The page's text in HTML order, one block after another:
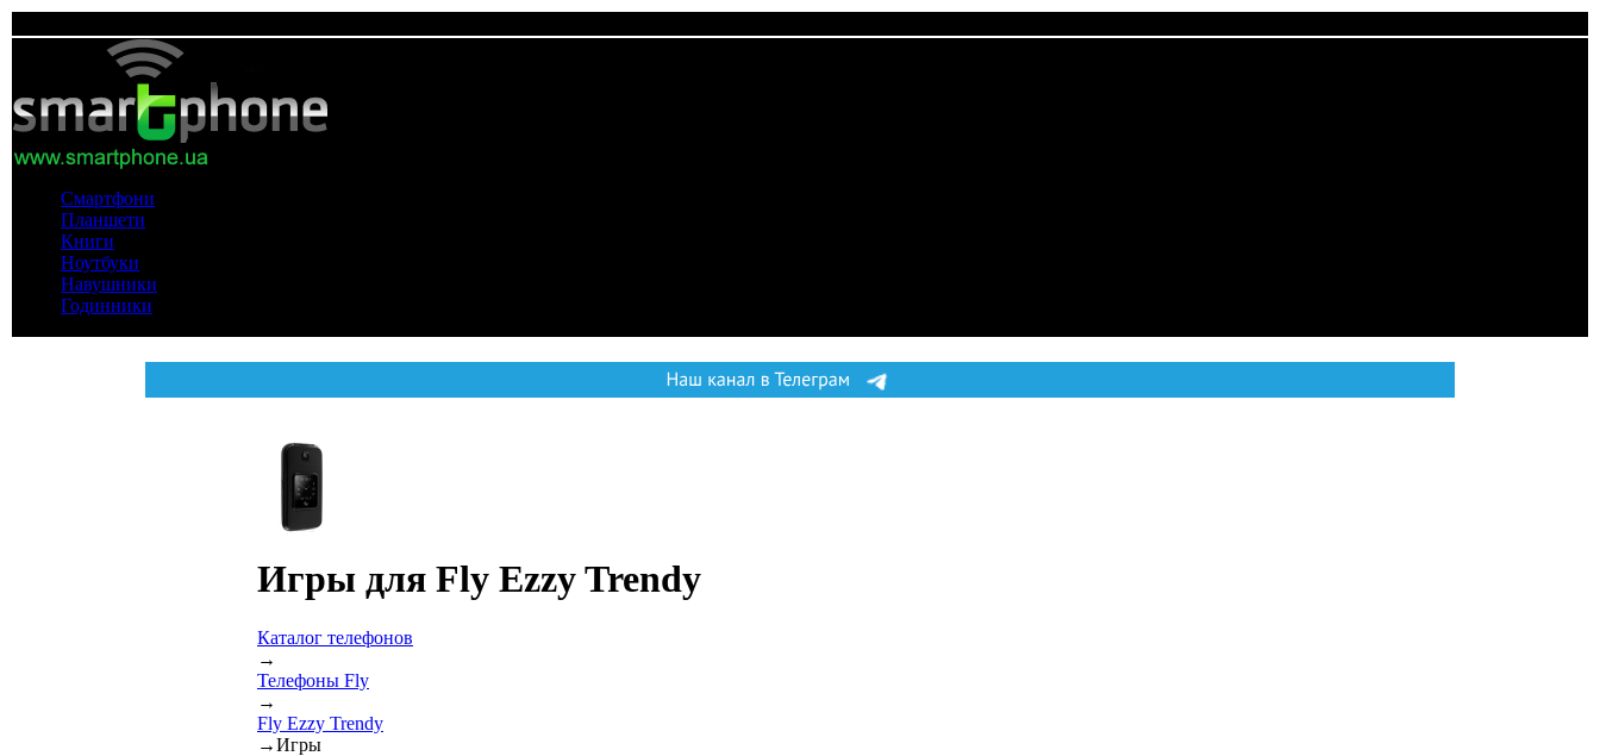
Смартфони
Планшети
Книги
Ноутбуки
Навушники
Годинники
Игры для Fly Ezzy Trendy
Каталог телефонов
→
Телефоны Fly
→
Fly Ezzy Trendy
→Игры